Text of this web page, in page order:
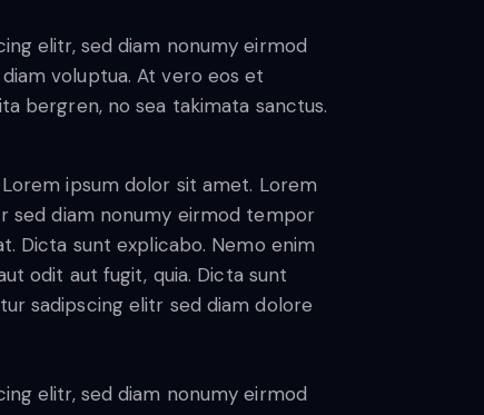
elitr, sed diam nonumy eirmod
voluptua. At vero eos et
bergren, no sea takimata sanctus.
ipsum dolor sit amet. Lorem
sed diam nonumy eirmod tempor
Dicta sunt explicabo. Nemo enim
odit aut fugit, quia. Dicta sunt
sadipscing elitr sed diam dolore
elitr, sed diam nonumy eirmod